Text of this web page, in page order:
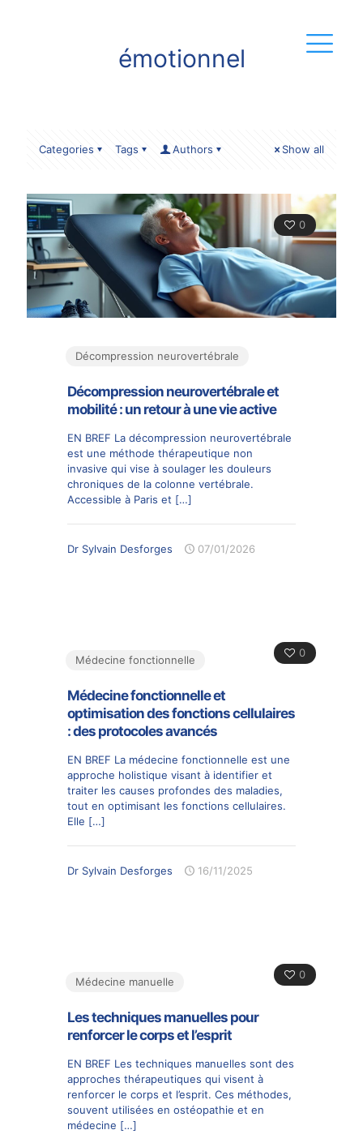
émotionnel
Categories Tags Authors Show all
0
Décompression neurovertébrale
Décompression neurovertébrale et
mobilité : un retour à une vie active
EN BREF La décompression neurovertébrale
est une méthode thérapeutique non
invasive qui vise à soulager les douleurs
chroniques de la colonne vertébrale.
Accessible à Paris et […]
Dr Sylvain Desforges 07/01/2026
0
Médecine fonctionnelle
Médecine fonctionnelle et
optimisation des fonctions cellulaires
: des protocoles avancés
EN BREF La médecine fonctionnelle est une
approche holistique visant à identifier et
traiter les causes profondes des maladies,
tout en optimisant les fonctions cellulaires.
Elle […]
Dr Sylvain Desforges 16/11/2025
0
Médecine manuelle
Les techniques manuelles pour
renforcer le corps et l’esprit
EN BREF Les techniques manuelles sont des
approches thérapeutiques qui visent à
renforcer le corps et l’esprit. Ces méthodes,
souvent utilisées en ostéopathie et en
médecine […]